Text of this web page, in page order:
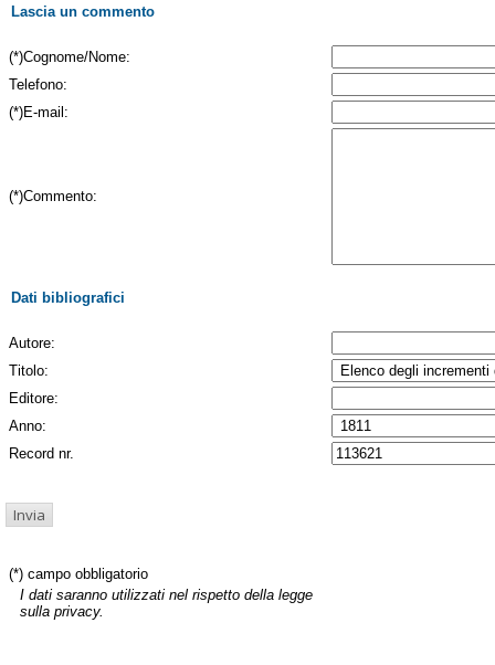
Lascia un commento
(*)Cognome/Nome:
Telefono:
(*)E-mail:
(*)Commento:
Dati bibliografici
Autore:
Titolo:
Editore:
Anno:
Record nr.
(*) campo obbligatorio
I dati saranno utilizzati nel rispetto della legge
sulla privacy.